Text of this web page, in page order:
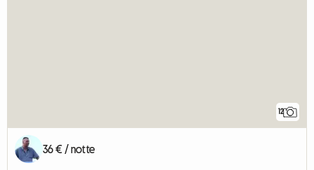
12
36 € / notte